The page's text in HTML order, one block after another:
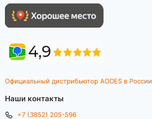
Официальный дистрибьютор AODES в России
Наши контакты
+7 (3852) 205-596